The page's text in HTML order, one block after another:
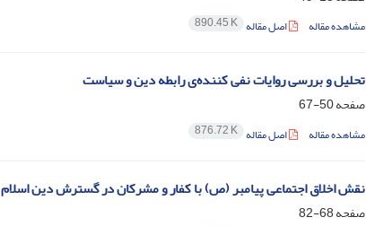
مشاهده مقاله اصل مقاله 890.45 K
تحلیل و بررسی روایات نفی کننده‌ی رابطه دین و سیاست
صفحه50-67
مشاهده مقاله اصل مقاله 876.72 K
نقش اخلاق اجتماعی پیامبر (ص) با کفار و مشرکان در گسترش دین اسلام
صفحه68-82